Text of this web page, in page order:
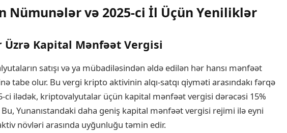
Nümunələr və 2025-ci İl Üçün Yeniliklər
Kapital Mənfəət Vergisi
satışı və ya mübadiləsindən əldə edilən hər hansı mənfəət
tabe olur. Bu vergi kripto aktivinin alqı-satqı qiyməti arasındakı fərqə
ci ilədək, kriptovalyutalar üçün kapital mənfəət vergisi dərəcəsi 15%
Yunanıstandaki daha geniş kapital mənfəət vergisi rejimi ilə eyni
növləri arasında uyğunluğu təmin edir.